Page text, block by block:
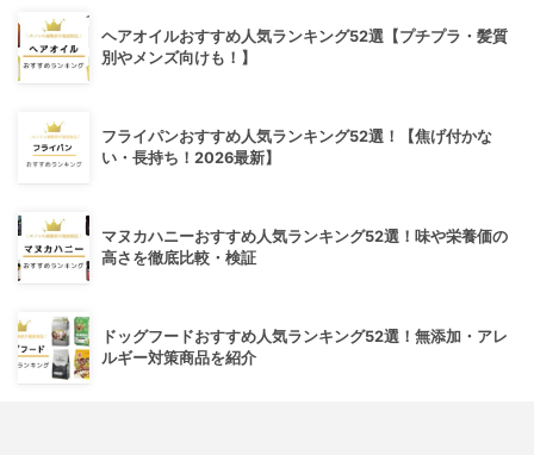
ヘアオイルおすすめ人気ランキング52選【プチプラ・髪質
別やメンズ向けも！】
フライパンおすすめ人気ランキング52選！【焦げ付かな
い・長持ち！2026最新】
マヌカハニーおすすめ人気ランキング52選！味や栄養価の
高さを徹底比較・検証
ドッグフードおすすめ人気ランキング52選！無添加・アレ
ルギー対策商品を紹介